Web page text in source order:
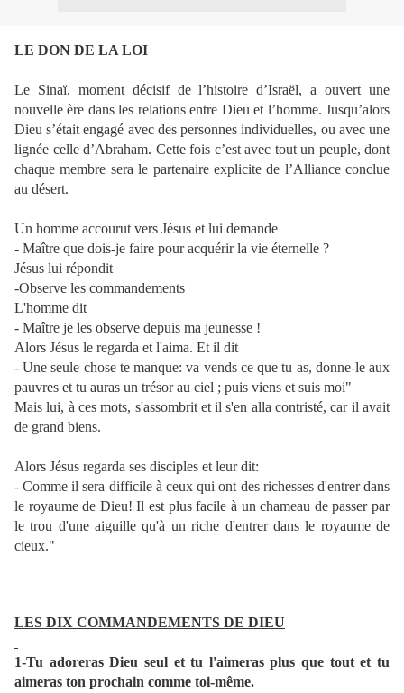
LE DON DE LA LOI
Le Sinaï, moment décisif de l’histoire d’Israël, a ouvert une
nouvelle ère dans les relations entre Dieu et l’homme. Jusqu’alors
Dieu s’était engagé avec des personnes individuelles, ou avec une
lignée celle d’Abraham. Cette fois c’est avec tout un peuple, dont
chaque membre sera le partenaire explicite de l’Alliance conclue
au désert.
Un homme accourut vers Jésus et lui demande
- Maître que dois-je faire pour acquérir la vie éternelle ?
Jésus lui répondit
-Observe les commandements
L'homme dit
- Maître je les observe depuis ma jeunesse !
Alors Jésus le regarda et l'aima. Et il dit
- Une seule chose te manque: va vends ce que tu as, donne-le aux
pauvres et tu auras un trésor au ciel ; puis viens et suis moi"
Mais lui, à ces mots, s'assombrit et il s'en alla contristé, car il avait
de grand biens.
Alors Jésus regarda ses disciples et leur dit:
- Comme il sera difficile à ceux qui ont des richesses d'entrer dans
le royaume de Dieu! Il est plus facile à un chameau de passer par
le trou d'une aiguille qu'à un riche d'entrer dans le royaume de
cieux."
LES DIX COMMANDEMENTS DE DIEU
1-Tu adoreras Dieu seul et tu l'aimeras plus que tout et tu
aimeras ton prochain comme toi-même.